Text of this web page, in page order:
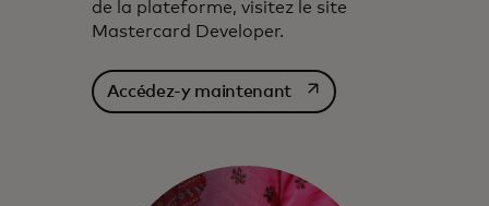
de la plateforme, visitez le site
Mastercard Developer.
Accédez-y maintenants’ouvre dans un nouvel